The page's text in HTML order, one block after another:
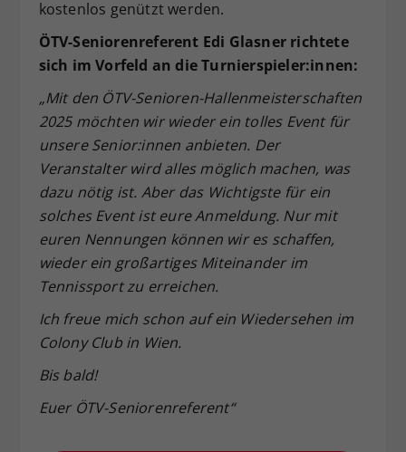
kostenlos genützt werden.
ÖTV-Seniorenreferent Edi Glasner richtete
sich im Vorfeld an die Turnierspieler:innen:
„Mit den ÖTV-Senioren-Hallenmeisterschaften
2025 möchten wir wieder ein tolles Event für
unsere Senior:innen anbieten. Der
Veranstalter wird alles möglich machen, was
dazu nötig ist. Aber das Wichtigste für ein
solches Event ist eure Anmeldung. Nur mit
euren Nennungen können wir es schaffen,
wieder ein großartiges Miteinander im
Tennissport zu erreichen.
Ich freue mich schon auf ein Wiedersehen im
Colony Club in Wien.
Bis bald!
Euer ÖTV-Seniorenreferent“